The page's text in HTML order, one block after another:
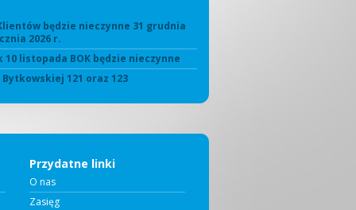
będzie nieczynne 31 grudnia
2026 r.
10 listopada BOK będzie nieczynne
121 oraz 123
Przydatne linki
O nas
Zasięg